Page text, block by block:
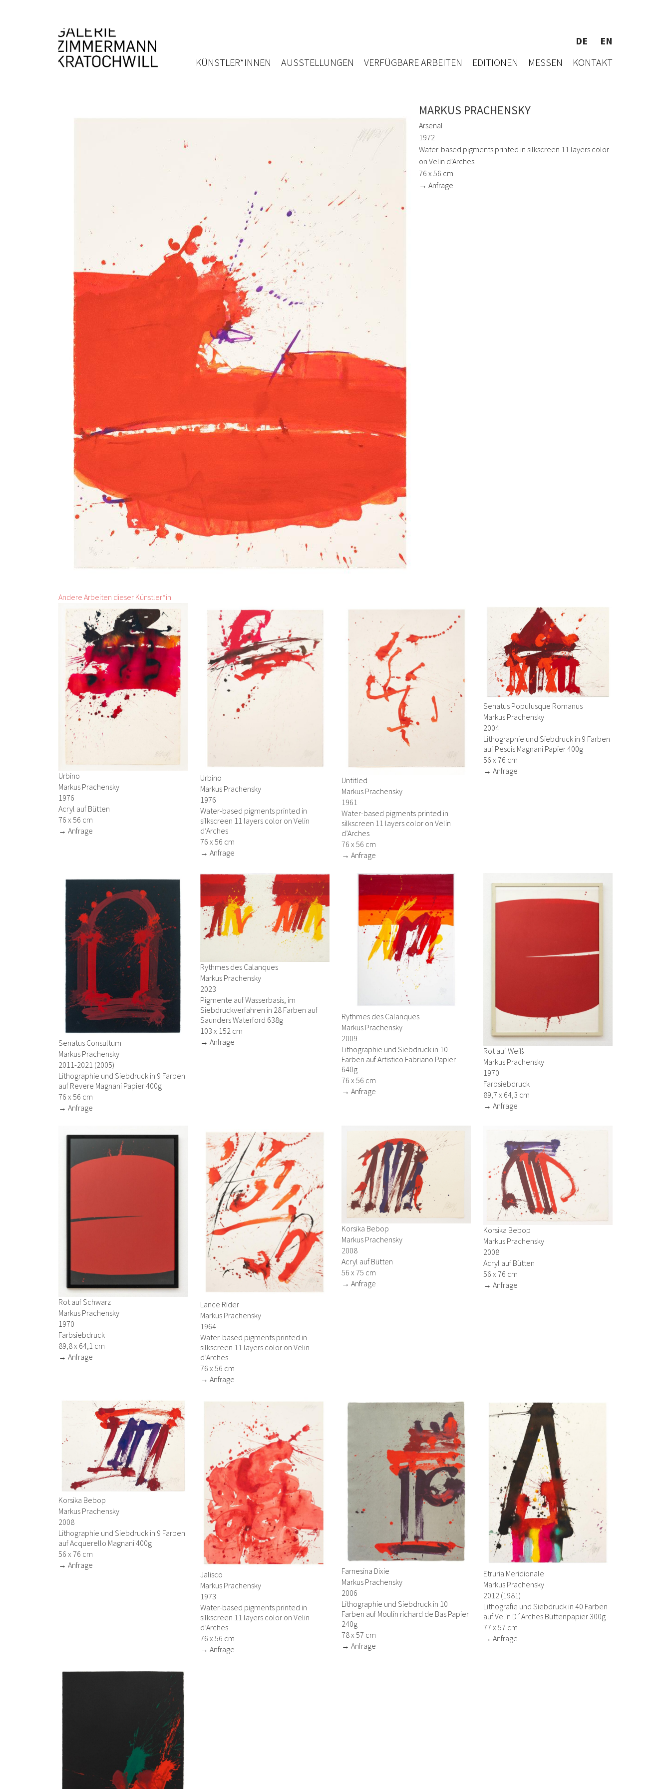
DE
EN
KÜNSTLER*INNEN
AUSSTELLUNGEN VERFÜGBARE ARBEITEN EDITIONEN MESSEN KONTAKT
MARKUS PRACHENSKY
Arsenal
1972
Water-based pigments printed in silkscreen 11 layers color
on Velin d’Arches
76 x 56 cm
→ Anfrage
Andere Arbeiten dieser Künstler*in
Urbino
Markus Prachensky
1976
Acryl auf Bütten
76 x 56 cm
→ Anfrage
Urbino
Markus Prachensky
1976
Water-based pigments printed in
silkscreen 11 layers color on Velin
d’Arches
76 x 56 cm
→ Anfrage
Untitled
Markus Prachensky
1961
Water-based pigments printed in
silkscreen 11 layers color on Velin
d’Arches
76 x 56 cm
→ Anfrage
Senatus Populusque Romanus
Markus Prachensky
2004
Lithographie und Siebdruck in 9 Farben
auf Pescis Magnani Papier 400g
56 x 76 cm
→ Anfrage
Senatus Consultum
Markus Prachensky
2011-2021 (2005)
Lithographie und Siebdruck in 9 Farben
auf Revere Magnani Papier 400g
76 x 56 cm
→ Anfrage
Rythmes des Calanques
Markus Prachensky
2023
Pigmente auf Wasserbasis, im
Siebdruckverfahren in 28 Farben auf
Saunders Waterford 638g
103 x 152 cm
→ Anfrage
Rythmes des Calanques
Markus Prachensky
2009
Lithographie und Siebdruck in 10
Farben auf Artistico Fabriano Papier
640g
76 x 56 cm
→ Anfrage
Rot auf Weiß
Markus Prachensky
1970
Farbsiebdruck
89,7 x 64,3 cm
→ Anfrage
Rot auf Schwarz
Markus Prachensky
1970
Farbsiebdruck
89,8 x 64,1 cm
→ Anfrage
Lance Rider
Markus Prachensky
1964
Water-based pigments printed in
silkscreen 11 layers color on Velin
d’Arches
76 x 56 cm
→ Anfrage
Korsika Bebop
Markus Prachensky
2008
Acryl auf Bütten
56 x 75 cm
→ Anfrage
Korsika Bebop
Markus Prachensky
2008
Acryl auf Bütten
56 x 76 cm
→ Anfrage
Korsika Bebop
Markus Prachensky
2008
Lithographie und Siebdruck in 9 Farben
auf Acquerello Magnani 400g
56 x 76 cm
→ Anfrage
Jalisco
Markus Prachensky
1973
Water-based pigments printed in
silkscreen 11 layers color on Velin
d’Arches
76 x 56 cm
→ Anfrage
Farnesina Dixie
Markus Prachensky
2006
Lithographie und Siebdruck in 10
Farben auf Moulin richard de Bas Papier
240g
78 x 57 cm
→ Anfrage
Etruria Meridionale
Markus Prachensky
2012 (1981)
Lithografie und Siebdruck in 40 Farben
auf Velin D´Arches Büttenpapier 300g
77 x 57 cm
→ Anfrage